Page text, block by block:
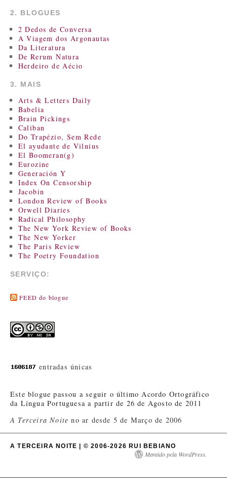
2. BLOGUES
2 Dedos de Conversa
A Viagem dos Argonautas
Da Literatura
De Rerum Natura
Herdeiro de Aécio
3. MAIS
Arts & Letters Daily
Babelia
Brain Pickings
Caliban
Do Trapézio, Sem Rede
El ayudante de Vilnius
El Boomeran(g)
Eurozine
Generación Y
Index On Censorship
Jacobin
London Review of Books
Orwell Diaries
Radical Philosophy
The New York Review of Books
The New Yorker
The Paris Review
The Poetry Foundation
SERVIÇO:
FEED do blogue
entradas únicas
Este blogue passou a seguir o último Acordo Ortográfico
da Língua Portuguesa a partir de 26 de Agosto de 2011
A Terceira Noite no ar desde 5 de Março de 2006
A TERCEIRA NOITE | © 2006-2026 RUI BEBIANO
Mantido pela WordPress.